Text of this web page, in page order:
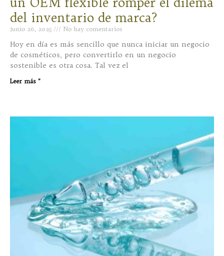
del inventario de marca?
junio 26, 2025 No hay comentarios
Hoy en día es más sencillo que nunca iniciar un negocio
de cosméticos, pero convertirlo en un negocio
sostenible es otra cosa. Tal vez el
Leer más "